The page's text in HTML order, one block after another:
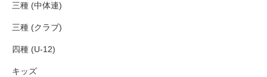
三種 (中体連)
三種 (クラブ)
四種 (U-12)
キッズ